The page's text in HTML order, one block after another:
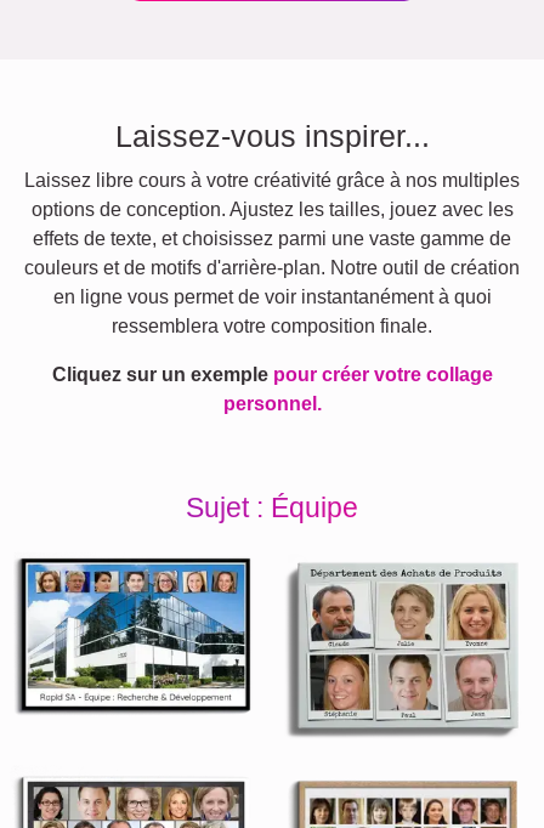
Laissez-vous inspirer...
Laissez libre cours à votre créativité grâce à nos multiples
options de conception. Ajustez les tailles, jouez avec les
effets de texte, et choisissez parmi une vaste gamme de
couleurs et de motifs d'arrière-plan. Notre outil de création
en ligne vous permet de voir instantanément à quoi
ressemblera votre composition finale.
Cliquez sur un exemple pour créer votre collage
personnel.
Sujet : Équipe